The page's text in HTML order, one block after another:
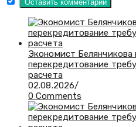
Экономист Белянчикова
перекредитование
расчета
02.08.2026/
0 Comments